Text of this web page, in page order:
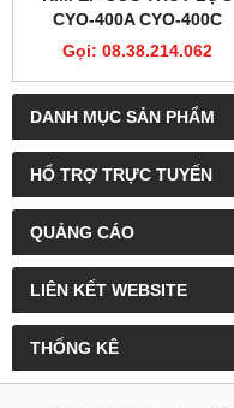
DANH MỤC SẢN PHẨM
HỔ TRỢ TRỰC TUYẾN
QUẢNG CÁO
LIÊN KẾT WEBSITE
THỐNG KÊ
CYO-400A CYO-400C
Gọi: 08.38.214.062